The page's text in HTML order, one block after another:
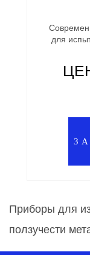
для
Приборы для
ползучести